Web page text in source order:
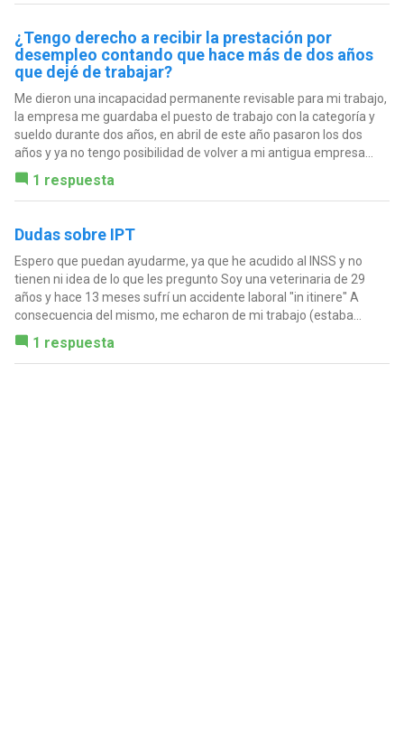
¿Tengo derecho a recibir la prestación por
desempleo contando que hace más de dos años
que dejé de trabajar?
Me dieron una incapacidad permanente revisable para mi trabajo,
la empresa me guardaba el puesto de trabajo con la categoría y
sueldo durante dos años, en abril de este año pasaron los dos
años y ya no tengo posibilidad de volver a mi antigua empresa...
1 respuesta
Dudas sobre IPT
Espero que puedan ayudarme, ya que he acudido al INSS y no
tienen ni idea de lo que les pregunto Soy una veterinaria de 29
años y hace 13 meses sufrí un accidente laboral "in itinere" A
consecuencia del mismo, me echaron de mi trabajo (estaba...
1 respuesta